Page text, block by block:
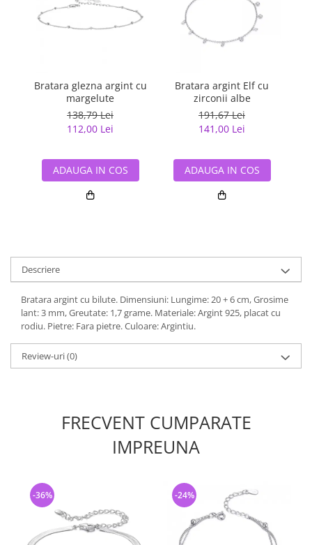
Bratara glezna argint cu
margelute
138,79 Lei
112,00 Lei
ADAUGA IN COS
Bratara argint Elf cu
zirconii albe
191,67 Lei
141,00 Lei
ADAUGA IN COS
Descriere
Bratara argint cu bilute. Dimensiuni: Lungime: 20 + 6 cm, Grosime
lant: 3 mm, Greutate: 1,7 grame. Materiale: Argint 925, placat cu
rodiu. Pietre: Fara pietre. Culoare: Argintiu.
Review-uri(0)
FRECVENT CUMPARATE
IMPREUNA
-36% -24%